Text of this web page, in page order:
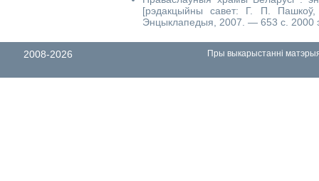
[рэдакцыйны савет: Г. П.
Энцыклапедыя, 2007. — 653 с. 2000
2008-2026 Пры выкарыстанні